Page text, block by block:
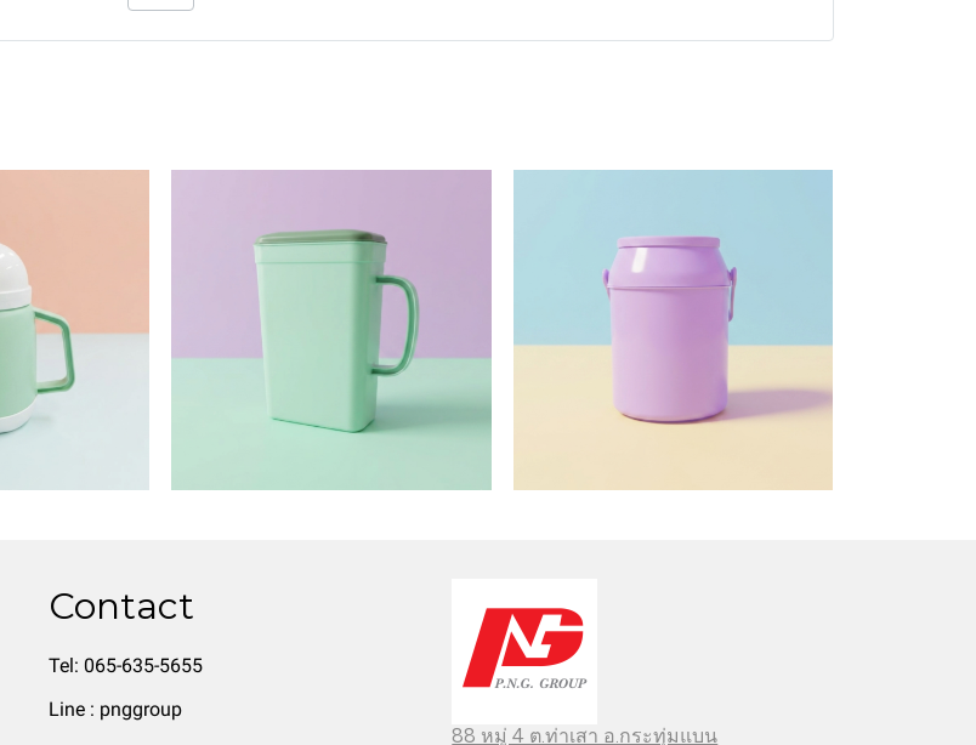
Contact
Tel: 065-635-5655
Line : pnggroup
88 หมู่ 4 ต.ท่าเสา อ.กระทุ่มแบน